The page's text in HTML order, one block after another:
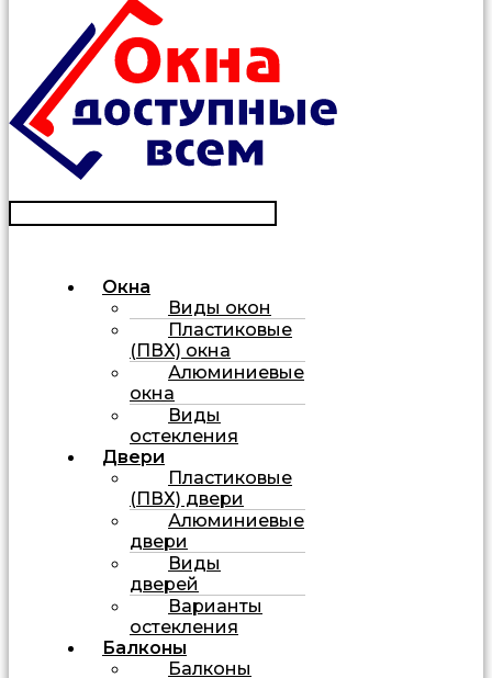
Окна
Виды окон
Пластиковые
(ПВХ) окна
Алюминиевые
окна
Виды
остекления
Двери
Пластиковые
(ПВХ) двери
Алюминиевые
двери
Виды
дверей
Варианты
остекления
Балконы
Балконы